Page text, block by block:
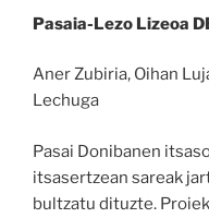
Pasaia-Lezo Lizeoa
Aner Zubiria, Oihan
Lechuga
Pasai Donibanen
itsasertzean sareak
bultzatu dituzte.